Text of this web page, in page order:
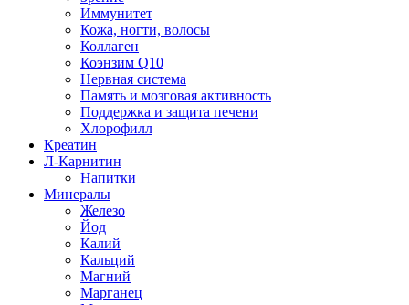
Иммунитет
Кожа, ногти, волосы
Коллаген
Коэнзим Q10
Нервная система
Память и мозговая активность
Поддержка и защита печени
Хлорофилл
Креатин
Л-Карнитин
Напитки
Минералы
Железо
Йод
Калий
Кальций
Магний
Марганец